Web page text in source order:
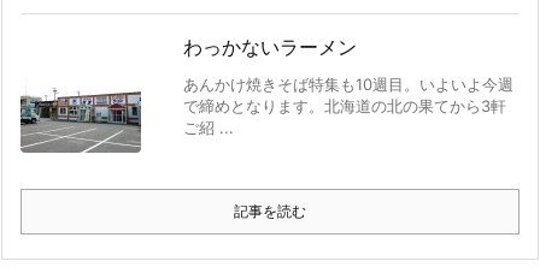
わっかないラーメン
あんかけ焼きそば特集も10週目。いよいよ今週
で締めとなります。北海道の北の果てから3軒
ご紹 ...
記事を読む